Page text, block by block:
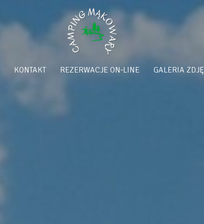
KONTAKT REZERWACJE ON‑LINE GALERIA